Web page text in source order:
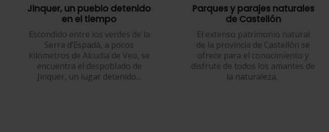
Jinquer, un pueblo detenido
en el tiempo
Escondido entre los verdes de la
Serra d’Espadà, a pocos
kilómetros de Alcudia de Veo, se
encuentra el despoblado de
Jinquer, un lugar detenido...
Parques y parajes naturales
de Castellón
El extenso patrimonio natural
de la provincia de Castellón se
ofrece para el conocimiento y
disfrute de todos los amantes de
la naturaleza.